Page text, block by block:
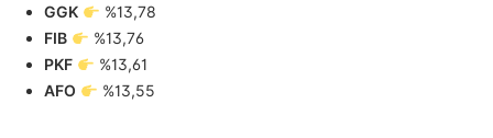
GGK
%13,78
FIB
%13,76
PKF
%13,61
AFO
%13,55